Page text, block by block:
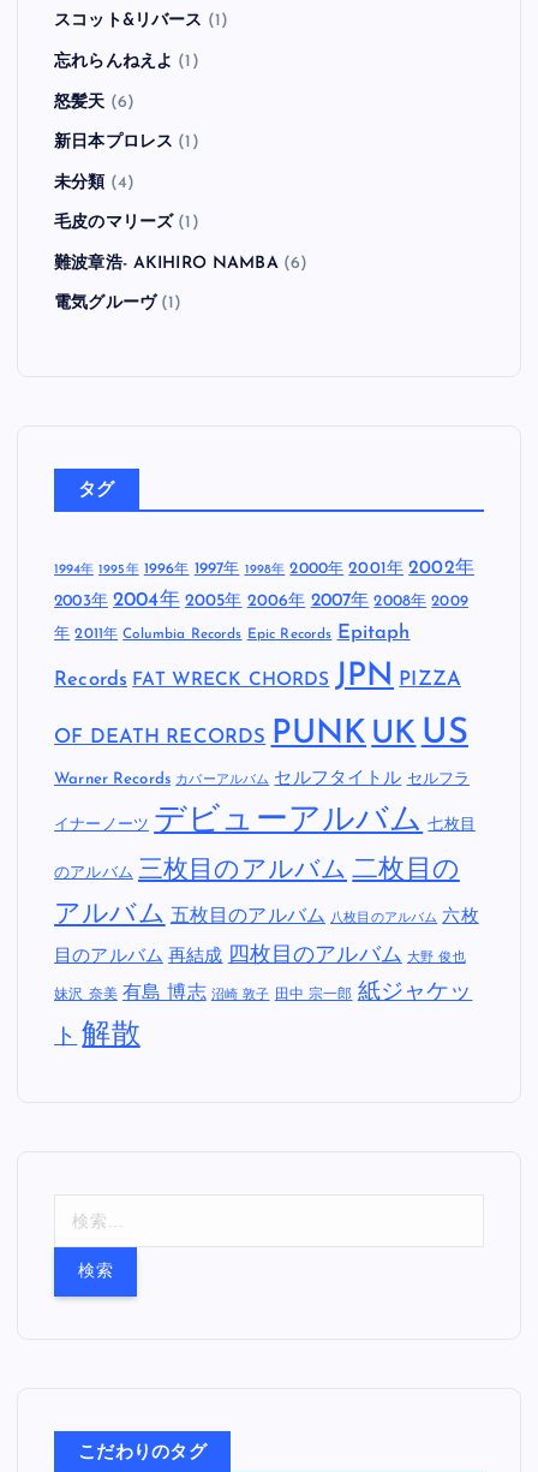
スコット&リバース (1)
忘れらんねえよ (1)
怒髪天 (6)
新日本プロレス (1)
未分類 (4)
毛皮のマリーズ (1)
難波章浩- AKIHIRO NAMBA(6)
電気グルーヴ(1)
タグ
1994年 1995年 1996年 1997年 1998年 2000年 2001年 2002年
2003年 2004年 2005年 2006年 2007年 2008年 2009
年 2011年 Columbia Records Epic Records Epitaph
Records FAT WRECK CHORDS JPN PIZZA
OF DEATH RECORDS PUNK UK US
Warner Records カバーアルバム セルフタイトル セルフラ
イナーノーツ デビューアルバム 七枚目
のアルバム 三枚目のアルバム 二枚目の
アルバム 五枚目のアルバム 八枚目のアルバム 六枚
目のアルバム 再結成 四枚目のアルバム 大野 俊也
妹沢 奈美 有島 博志 沼崎 敦子 田中 宗一郎 紙ジャケッ
ト 解散
こだわりのタグ